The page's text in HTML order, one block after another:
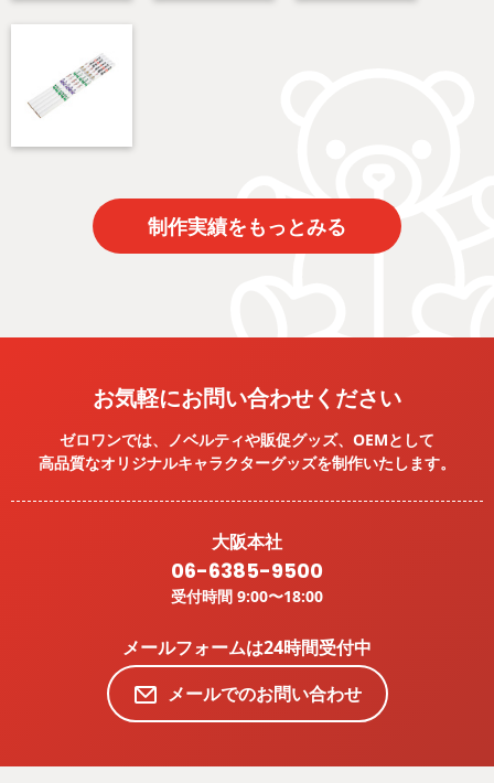
制作実績をもっとみる
お気軽にお問い合わせください
ゼロワンでは、ノベルティや販促グッズ、OEMとして
高品質なオリジナルキャラクターグッズを制作いたします。
大阪本社
06-6385-9500
受付時間 9:00〜18:00
メールフォームは24時間受付中
メールでのお問い合わせ